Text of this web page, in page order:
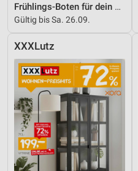
Frühlings-Boten für dein Zuhause
Gültig bis Sa. 26.09.
XXXLutz